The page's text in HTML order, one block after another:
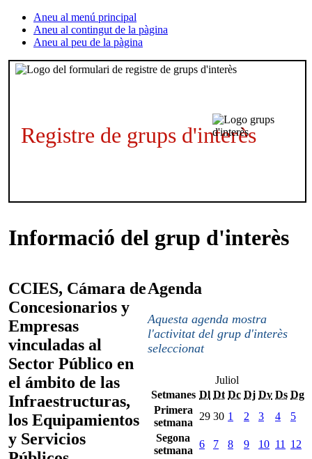
Aneu al menú principal
Aneu al contingut de la pàgina
Aneu al peu de la pàgina
Registre de grups d'interès
Informació del grup d'interès
CCIES, Cámara de
Concesionarios y
Empresas
vinculadas al
Sector Público en
el ámbito de las
Infraestructuras,
los Equipamientos
y Servicios
Agenda
Aquesta agenda mostra
l'activitat del grup d'interès
seleccionat
Juliol
Setmanes Dl Dt Dc Dj Dv Ds Dg
Primera
setmana
29 30 1 2 3 4
5
Segona
setmana
6 7 8 9 10 11
12